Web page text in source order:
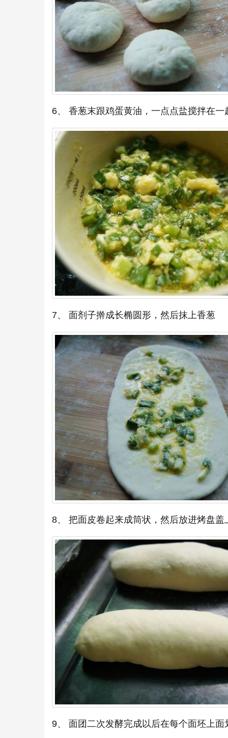
6、 香葱末跟鸡蛋黄油，一点点盐搅拌在一
7、 面剂子擀成长椭圆形，然后抹上香葱
8、 把面皮卷起来成筒状，然后放进烤盘
9、 面团二次发酵完成以后在每个面坯上